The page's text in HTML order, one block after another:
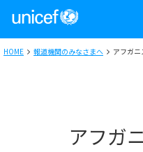
HOME 報道機関のみなさまへ アフガニスタ
アフガ